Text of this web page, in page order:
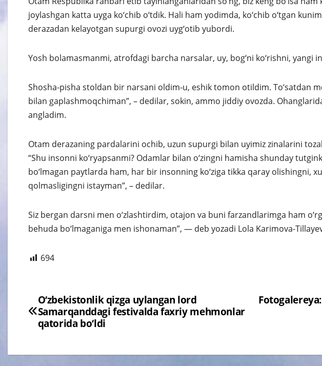
joylashgan katta uyga ko‘chib o‘tdik. Hali ham yodimda, ko‘chib o‘tgan
derazadan kelayotgan supurgi ovozi uyg‘otib yubordi.
Yosh bolamasmanmi, atrofdagi barcha narsalar, uy, bog‘ni ko‘rishni, yangi
Shosha-pisha stoldan bir narsani oldim-u, eshik tomon otildim. To‘satdan
bilan gaplashmoqchiman”, – dedilar, sokin, ammo jiddiy ovozda.
angladim.
Otam derazaning pardalarini ochib, uzun supurgi bilan uyimiz zinalarini
“Shu insonni ko‘ryapsanmi? Odamlar bilan o‘zingni hamisha shunday
bo‘lmagan paytlarda ham, har bir insonning ko‘ziga tikka qaray olishingni,
qolmasligingni istayman”, – dedilar.
Siz bergan darsni men o‘zlashtirdim, otajon va buni farzandlarimga ham
behuda bo‘lmaganiga men ishonaman”, — deb yozadi Lola Karimova-
694
Навигация
по
O‘zbekistonlik qizga uylangan lord
Samarqanddagi festivalda faxriy mehmonlar
qatorida bo‘ldi